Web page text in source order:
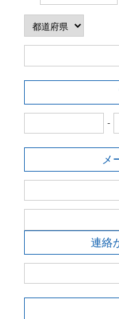
-
メ
連絡